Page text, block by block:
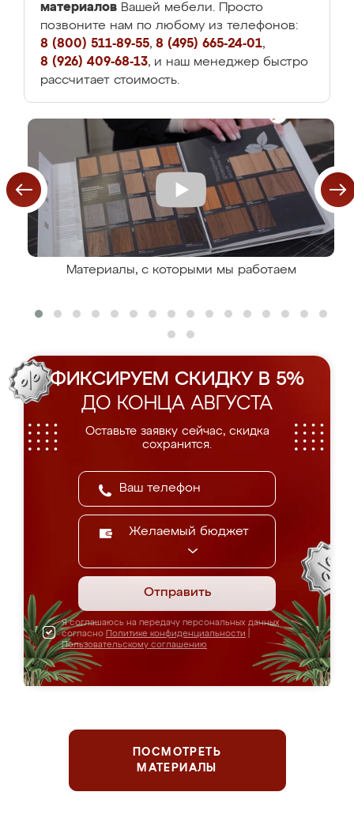
материалов Вашей мебели. Просто
позвоните нам по любому из телефонов:
8 (800) 511-89-55, 8 (495) 665-24-01,
8 (926) 409-68-13, и наш менеджер быстро
рассчитает стоимость.
Материалы, с которыми мы работаем
ФИКСИРУЕМ СКИДКУ В 5%
ДО КОНЦА АВГУСТА
Оставьте заявку сейчас, скидка
сохранится.
Желаемый бюджет
Отправить
Я соглашаюсь на передачу персональных данных
согласно Политике конфиденциальности
Пользовательскому соглашению
ПОСМОТРЕТЬ
МАТЕРИАЛЫ